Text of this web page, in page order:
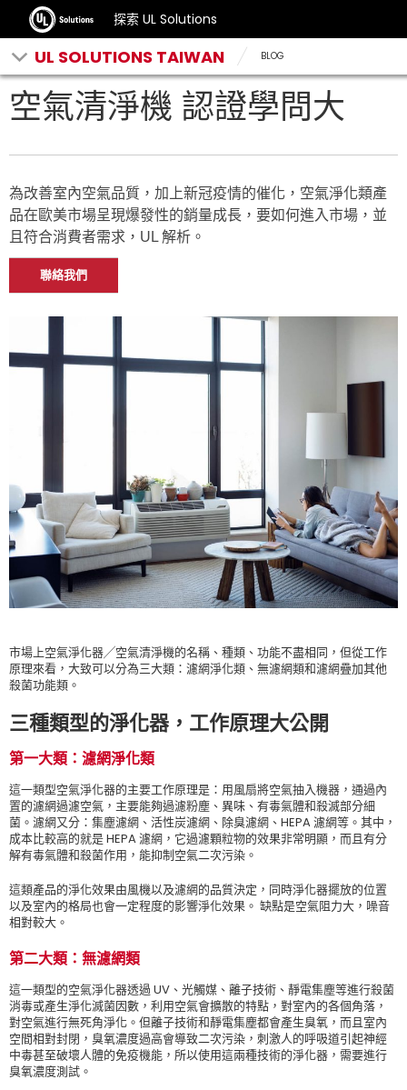
探索 UL Solutions
UL SOLUTIONS TAIWAN BLOG
空氣清淨機 認證學問大
為改善室內空氣品質，加上新冠疫情的催化，空氣淨化類產
品在歐美市場呈現爆發性的銷量成長，要如何進入市場，並
且符合消費者需求，UL 解析。
聯絡我們
市場上空氣淨化器╱空氣清淨機的名稱、種類、功能不盡相同，但從工作
原理來看，大致可以分為三大類：濾網淨化類、無濾網類和濾網疊加其他
殺菌功能類。
三種類型的淨化器，工作原理大公開
第一大類：濾網淨化類
這一類型空氣淨化器的主要工作原理是：用風扇將空氣抽入機器，通過內
置的濾網過濾空氣，主要能夠過濾粉塵、異味、有毒氣體和殺滅部分細
菌。濾網又分：集塵濾網、活性炭濾網、除臭濾網、HEPA 濾網等。其中，
成本比較高的就是 HEPA 濾網，它過濾顆粒物的效果非常明顯，而且有分
解有毒氣體和殺菌作用，能抑制空氣二次污染。
這類產品的淨化效果由風機以及濾網的品質決定，同時淨化器擺放的位置
以及室內的格局也會一定程度的影響淨化效果。 缺點是空氣阻力大，噪音
相對較大。
第二大類：無濾網類
這一類型的空氣淨化器透過 UV、光觸媒、離子技術、靜電集塵等進行殺菌
消毒或產生淨化滅菌因數，利用空氣會擴散的特點，對室內的各個角落，
對空氣進行無死角淨化。但離子技術和靜電集塵都會產生臭氧，而且室內
空間相對封閉，臭氧濃度過高會導致二次污染，刺激人的呼吸道引起神經
中毒甚至破壞人體的免疫機能，所以使用這兩種技術的淨化器，需要進行
臭氧濃度測試。